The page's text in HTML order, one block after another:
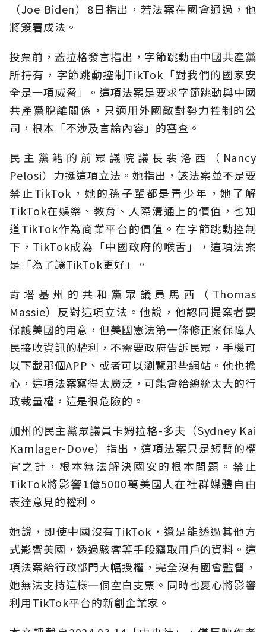
（Joe Biden）8日指出，若法案在國會通過，他
將簽署成法。
投票前，蓋拉格發言指出，字節跳動由中國共產黨
所持有，字節跳動控制TikTok「對我們的國家安
全是一項威脅」。這項法案是要求字節跳動與中國
共產黨脫離關係，只適用外國敵對勢力控制的公
司，根本「不涉及言論內容」的審查。
民主黨籍的前眾議院議長裴洛西（Nancy
Pelosi）力挺這項立法。她指出，該法案並不是要
禁止TikTok，她的孫子輩都是青少年，她了解
TikTok在娛樂、教育、人際溝通上的價值，也知
道TikTok作為商業平台的價值。在字節跳動控制
下，TikTok成為「中國政府的喉舌」，這項法案
是「為了讓TikTok更好」。
肯塔基州的共和黨眾議員馬西（Thomas
Massie）反對這項立法。他說，他認同提案者要
保護美國的用意，但美國憲法第一條修正案保障人
民接收資訊的權利，不需要政府告訴民眾，手機可
以下載那個APP、或者可以瀏覽那些網站。他也擔
心，這項法案寫得太廣泛，可能會給總統太大的行
政裁量權，這是很危險的。
加州的民主黨眾議員卡姆拉格-多夫（Sydney Kai
Kamlager-Dove）指出，這項法案只是短暫的權
宜之計，根本無法解決國安的根本問題。禁止
TikTok將影響1億5000萬美國人在社群媒體自由
表達意見的權利。
她說，即使中國沒有TikTok，還是能透過其他方
式影響美國，透過駭客等手段竊取用戶的資料。這
項法案給行政部門大幅授權，完全沒有國會監督，
她無法支持這樣一個空白支票。同時也憂心將影響
利用TikTok平台的新創企業家。